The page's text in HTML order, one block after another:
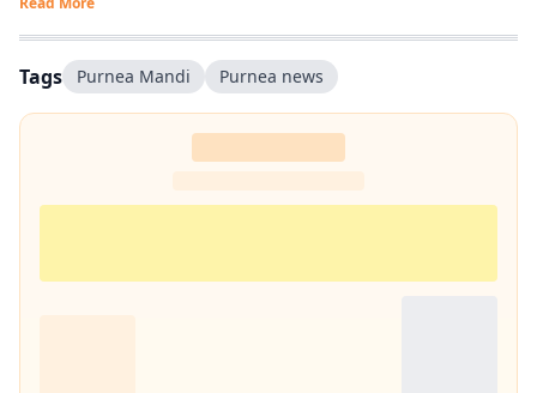
प्रभात खबर डिजिटल
किताबें पढ़ने, वायलिन बजाने और कला-साहित्य में गहरी रुचि रखते हैं तथा बिहार को
सामाजिक, सांस्कृतिक और राजनीतिक दृष्टि से समझने में विशेष दिलचस्पी.
Tags Purnea Mandi Purnea news